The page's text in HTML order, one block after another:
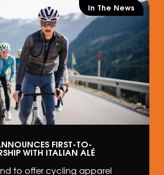
In The News
FIRST-TO-
WITH ITALIAN ALÉ
to offer cycling apparel